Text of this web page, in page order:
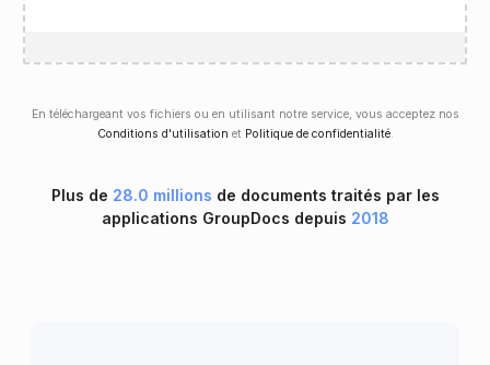
En téléchargeant vos fichiers ou en utilisant notre service, vous acceptez nos
Conditions d'utilisation et Politique de confidentialité.
Plus de 28.0 millions de documents traités par les
applications GroupDocs depuis 2018